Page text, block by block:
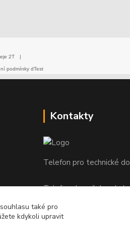
2T |
podmínky dTest
Kontakty
Telefon pro technické
Telefon do našeho
také pro
kdykoli upravit